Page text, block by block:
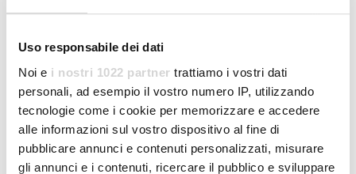
Uso responsabile dei dati
Noi e i nostri 1022 partner trattiamo i vostri dati
personali, ad esempio il vostro numero IP, utilizzando
tecnologie come i cookie per memorizzare e accedere
alle informazioni sul vostro dispositivo al fine di
pubblicare annunci e contenuti personalizzati, misurare
gli annunci e i contenuti, ricercare il pubblico e sviluppare
News 22 April 2025
ESPACE D’O, AMF Group's new
location in Paris, opens at the Palais
Royal
AMF Group’s new location arrives at the Palais
Royal in Paris with spring, which is very fitting
since ESPACE D’O represents the blooming of a